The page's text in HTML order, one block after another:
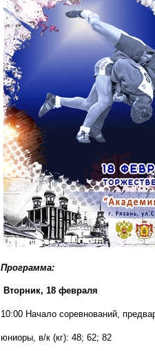
Программа:
Вторник, 18 февраля
10:00 Начало соревнований,
юниоры, в/к (кг): 48; 62; 82